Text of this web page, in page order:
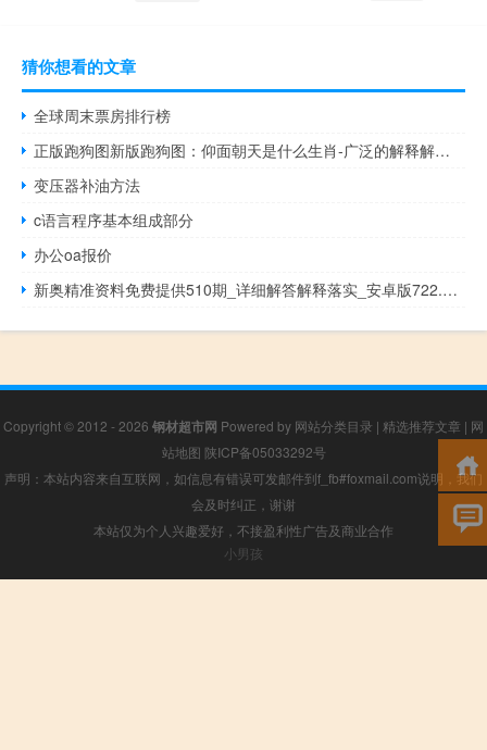
猜你想看的文章
全球周末票房排行榜
正版跑狗图新版跑狗图：仰面朝天是什么生肖-广泛的解释解答-1227.3D.A76
变压器补油方法
c语言程序基本组成部分
办公oa报价
新奥精准资料免费提供510期_详细解答解释落实_安卓版722.074
Copyright © 2012 - 2026 钢材超市网 Powered by 网站分类目录 | 精选推荐文章 | 网
站地图 陕ICP备05033292号
声明：本站内容来自互联网，如信息有错误可发邮件到f_fb#foxmail.com说明，我们
会及时纠正，谢谢
本站仅为个人兴趣爱好，不接盈利性广告及商业合作
小男孩